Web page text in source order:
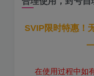
SVIP限时特惠！
在使用过程中如